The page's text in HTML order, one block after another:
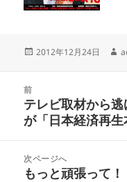
投
2012年12月24日
前
前
の
稿:
テレビ取材から
が「日本経済再
次ページへ
次
もっと頑張って